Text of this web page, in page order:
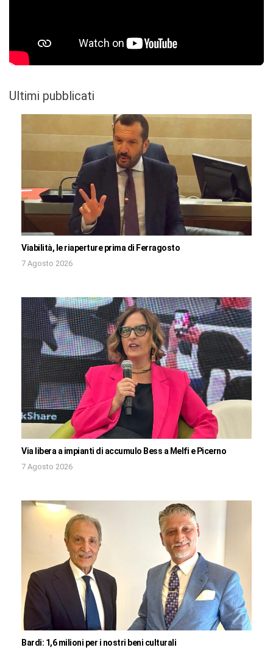
Ultimi pubblicati
Viabilità, le riaperture prima di Ferragosto
7 Agosto 2026
Via libera a impianti di accumulo Bess a Melfi e Picerno
7 Agosto 2026
Bardi: 1,6 milioni per i nostri beni culturali